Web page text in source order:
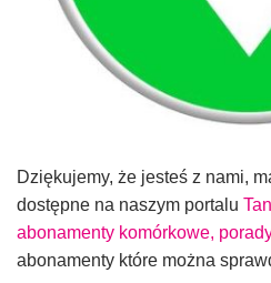
Dziękujemy, że jesteś z nami,
dostępne na naszym portalu
abonamenty komórkowe,
abonamenty które można